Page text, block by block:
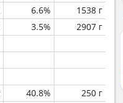
6.6%
1538 г
3.5%
2907 г
40.8%
250 г